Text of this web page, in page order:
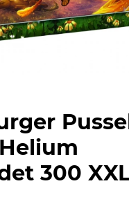
300